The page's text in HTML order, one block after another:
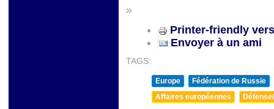
»
Printer-friendly
Envoyer à un ami
TAGS:
Europe
Fédération de Russie
Affaires européennes